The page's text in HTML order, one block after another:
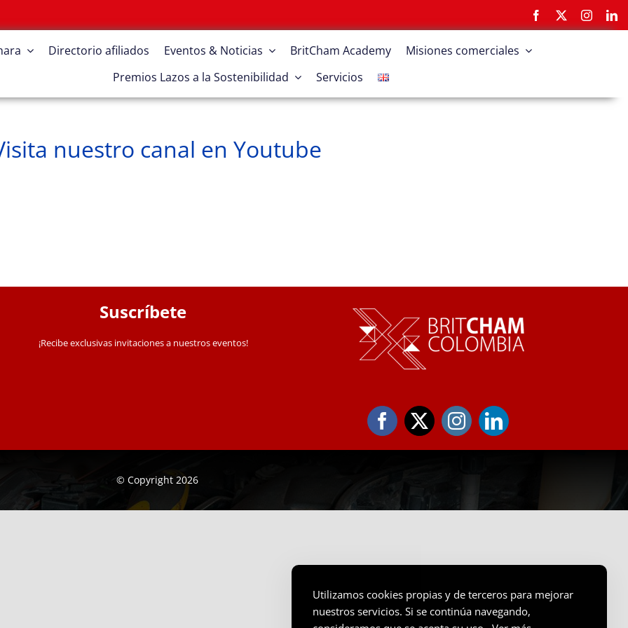
Directorio afiliados Eventos & Noticias BritCham Academy
Misiones comerciales
Premios Lazos a la Sostenibilidad
Servicios
nuestro canal en Youtube
Suscríbete
¡Recibe exclusivas invitaciones a nuestros eventos!
© Copyright 2026
Utilizamos cookies propias y de terceros para mejorar
nuestros servicios. Si se continúa navegando,